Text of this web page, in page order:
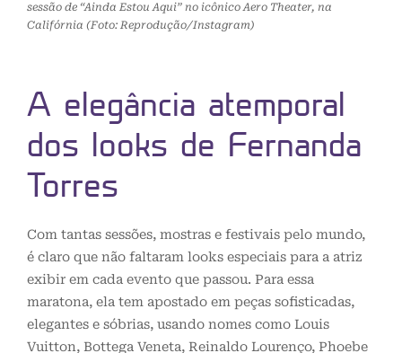
sessão de “Ainda Estou Aqui” no icônico Aero Theater, na
Califórnia (Foto: Reprodução/Instagram)
A elegância atemporal
dos looks de Fernanda
Torres
Com tantas sessões, mostras e festivais pelo mundo,
é claro que não faltaram looks especiais para a atriz
exibir em cada evento que passou. Para essa
maratona, ela tem apostado em peças sofisticadas,
elegantes e sóbrias, usando nomes como Louis
Vuitton, Bottega Veneta, Reinaldo Lourenço, Phoebe